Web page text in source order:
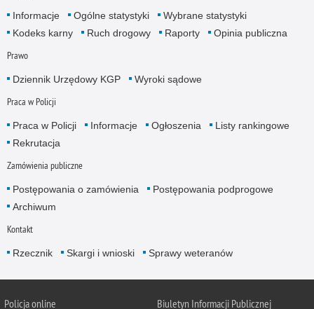
Informacje Ogólne statystyki
Wybrane statystyki
Kodeks karny
Ruch drogowy Raporty Opinia publiczna
Prawo
Dziennik Urzędowy KGP Wyroki sądowe
Praca w Policji
Praca w Policji Informacje Ogłoszenia
Listy rankingowe
Rekrutacja
Zamówienia publiczne
Postępowania o zamówienia
Postępowania podprogowe
Archiwum
Kontakt
Rzecznik Skargi i wnioski Sprawy weteranów
Policjaonline Biuletyn Informacji Publicznej